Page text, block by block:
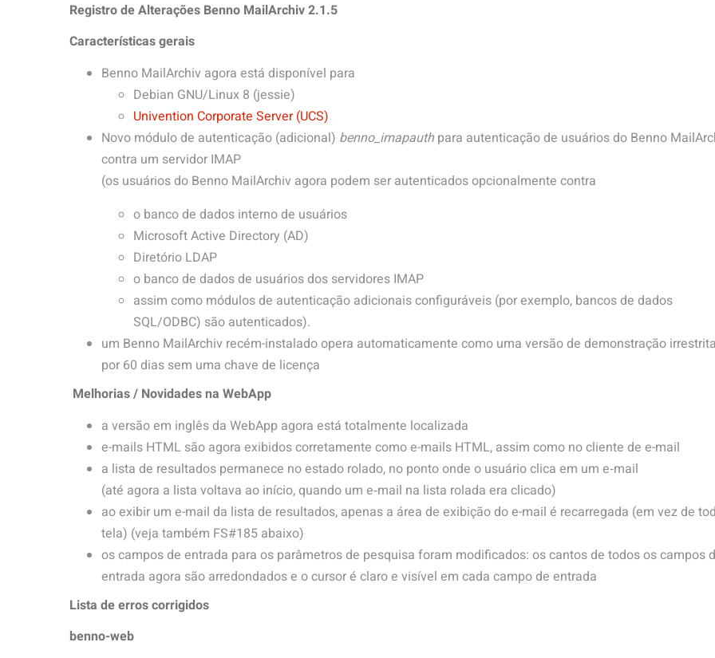
Registro de Alterações Benno MailArchiv 2.1.5
Características gerais
Benno MailArchiv agora está disponível para
Debian GNU/Linux 8 (jessie)
Univention Corporate Server (UCS)
Novo módulo de autenticação (adicional) benno_imapauthpara autenticação de usuários do Benno
contra um servidor IMAP
(os usuários do Benno MailArchiv agora podem ser autenticados opcionalmente contra
o banco de dados interno de usuários
Microsoft Active Directory (AD)
Diretório LDAP
o banco de dados de usuários dos servidores IMAP
assim como módulos de autenticação adicionais configuráveis (por exemplo, bancos de dados
SQL/ODBC) são autenticados).
um Benno MailArchiv recém-instalado opera automaticamente como uma versão de demonstração
por 60 dias sem uma chave de licença
Melhorias / Novidades na WebApp
a versão em inglês da WebApp agora está totalmente localizada
e-mails HTML são agora exibidos corretamente como e-mails HTML, assim como no cliente de e-mail
a lista de resultados permanece no estado rolado, no ponto onde o usuário clica em um e‑mail
(até agora a lista voltava ao início, quando um e‑mail na lista rolada era clicado)
ao exibir um e-mail da lista de resultados, apenas a área de exibição do e-mail é recarregada (em vez de
tela) (veja também FS#185 abaixo)
os campos de entrada para os parâmetros de pesquisa foram modificados: os cantos de todos os campos
entrada agora são arredondados e o cursor é claro e visível em cada campo de entrada
Lista de erros corrigidos
benno-web